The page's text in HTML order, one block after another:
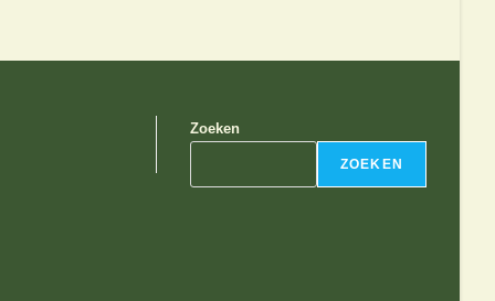
Zoeken
ZOEKEN